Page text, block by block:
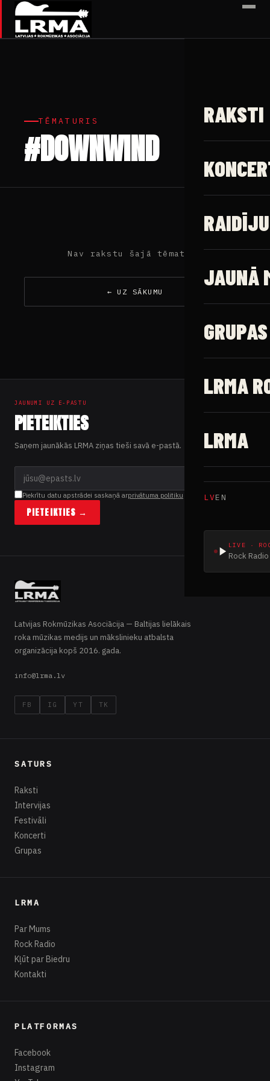
✕
RAKSTI
JAUNĀ
GRUPAS
LRMA
LRMA
LVEN
LIVE ·
Rock
TĒMATURIS
#DOWNWIND
Nav rakstu šajā tēmaturī
← UZ SĀKUMU
JAUNUMI UZ E-PASTU
PIETEIKTIES
Saņem jaunākās LRMA ziņas tieši savā e-pastā.
Piekrītu datu apstrādei saskaņā arprivātuma politiku
PIETEIKTIES →
Latvijas Rokmūzikas Asociācija — Baltijas lielākais
roka mūzikas medijs un mākslinieku atbalsta
organizācija kopš 2016. gada.
info@lrma.lv
FB IG YT TK
SATURS
Raksti
Intervijas
Festivāli
Koncerti
Grupas
LRMA
Par Mums
Rock Radio
Kļūt par Biedru
Kontakti
PLATFORMAS
Facebook
Instagram